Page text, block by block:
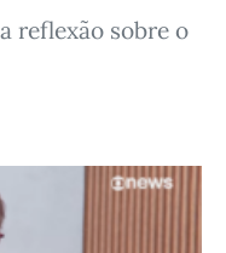
reflexão sobre o